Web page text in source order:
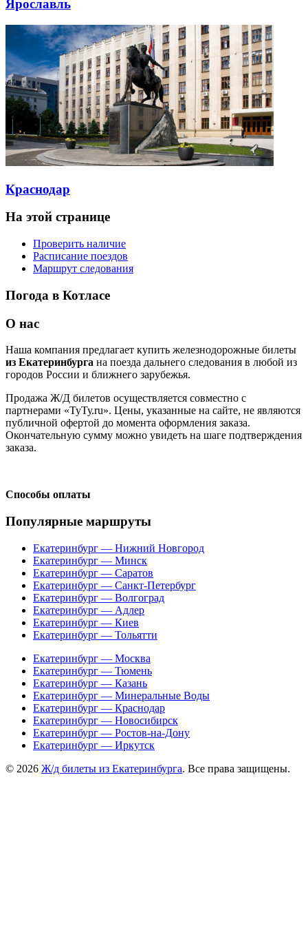
Ярославль
Краснодар
На этой странице
Проверить наличие
Расписание поездов
Маршрут следования
Погода в Котласе
О нас
Наша компания предлагает купить железнодорожные билеты
из Екатеринбурга на поезда дальнего следования в любой из
городов России и ближнего зарубежья.
Продажа Ж/Д билетов осуществляется совместно с
партнерами «ТуТу.ru». Цены, указанные на сайте, не являются
публичной офертой до момента оформления заказа.
Окончательную сумму можно увидеть на шаге подтверждения
заказа.
Способы оплаты
Популярные маршруты
Екатеринбург — Нижний Новгород
Екатеринбург — Минск
Екатеринбург — Саратов
Екатеринбург — Санкт-Петербург
Екатеринбург — Волгоград
Екатеринбург — Адлер
Екатеринбург — Киев
Екатеринбург — Тольятти
Екатеринбург — Москва
Екатеринбург — Тюмень
Екатеринбург — Казань
Екатеринбург — Минеральные Воды
Екатеринбург — Краснодар
Екатеринбург — Новосибирск
Екатеринбург — Ростов-на-Дону
Екатеринбург — Иркутск
© 2026 Ж/д билеты из Екатеринбурга. Все права защищены.